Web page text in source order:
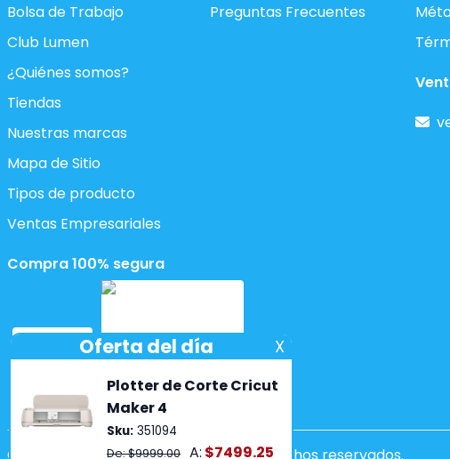
Bolsa de Trabajo
Club Lumen
¿Quiénes somos?
Tiendas
Nuestras marcas
Mapa de Sitio
Tipos de producto
Ventas Empresariales
Preguntas Frecuentes
Compra 100% segura
Copyright ©2026 Lumen. Todos los derechos reservados.